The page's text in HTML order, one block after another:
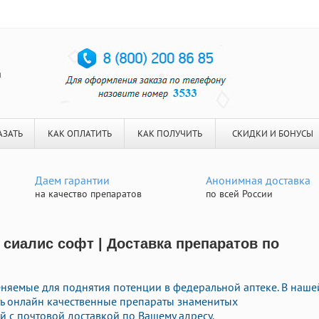
КАК ОПЛАТИТЬ КАК ПОЛУЧИТЬ СКИДКИ И БОНУСЫ
Даем гарантии
на качество препаратов
Анонимная доставка
по всей России
софт | Доставка препаратов по
для поднятия потенции в федеральной аптеке. В
онлайн качественные препараты знаменитых
с почтовой доставкой по Вашему адресу.